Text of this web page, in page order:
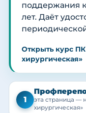
поддержания
лет. Даёт
Открыть курс ПК
хирургическая»
1
эта страница —
хирургическая»